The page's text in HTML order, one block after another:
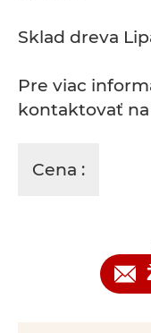
Sklad dreva
Pre viac
kontaktovať na
Cena :